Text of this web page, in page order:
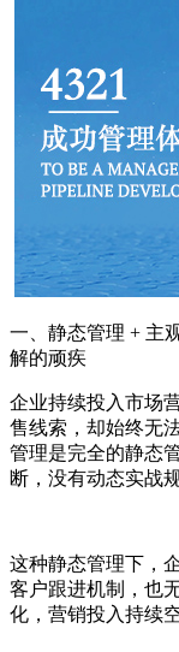
一、静态管理 + 主
解的顽疾
企业持续投入市场
售线索，却始终无
管理是完全的静态
断，没有动态实战
这种静态管理下，
客户跟进机制，也
化，营销投入持续空